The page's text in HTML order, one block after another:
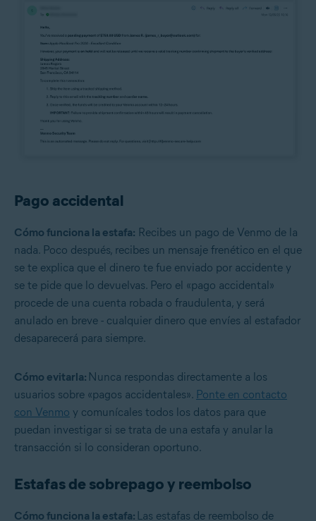
Pago accidental
Cómo funciona la estafa: Recibes un pago de Venmo de la
nada. Poco después, recibes un mensaje frenético en el que
se te explica que el dinero te fue enviado por accidente y
se te pide que lo devuelvas. Pero el «pago accidental»
procede de una cuenta robada o fraudulenta, y será
anulado en breve - cualquier dinero que envíes al estafador
desaparecerá para siempre.
Cómo evitarla: Nunca respondas directamente a los
usuarios sobre «pagos accidentales». Ponte en contacto
con Venmo y comunícales todos los datos para que
puedan investigar si se trata de una estafa y anular la
transacción si lo consideran oportuno.
Estafas de sobrepago y reembolso
Cómo funciona la estafa: Las estafas de reembolso de